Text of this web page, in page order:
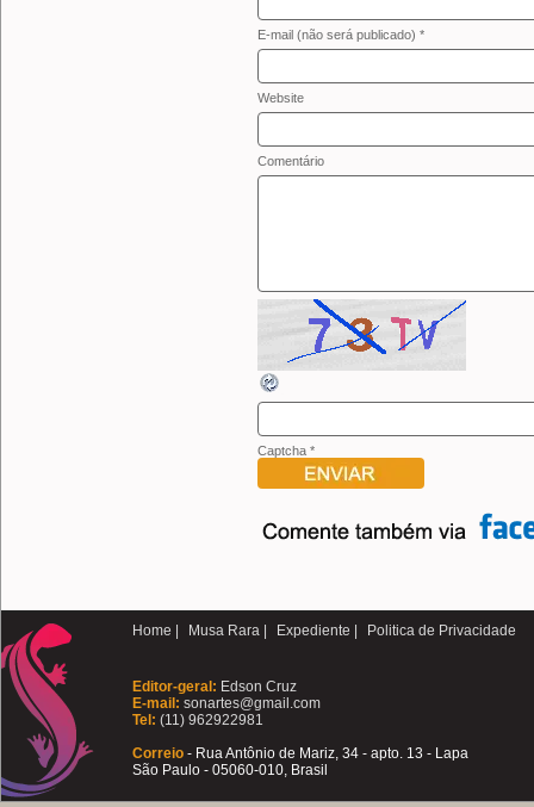
E-mail (não será publicado) *
Website
Comentário
Captcha *
Home | Musa Rara | Expediente | Politica de Privacidade
Editor-geral: Edson Cruz
E-mail: sonartes@gmail.com
Tel: (11) 962922981
Correio - Rua Antônio de Mariz, 34 - apto. 13 - Lapa
São Paulo - 05060-010, Brasil